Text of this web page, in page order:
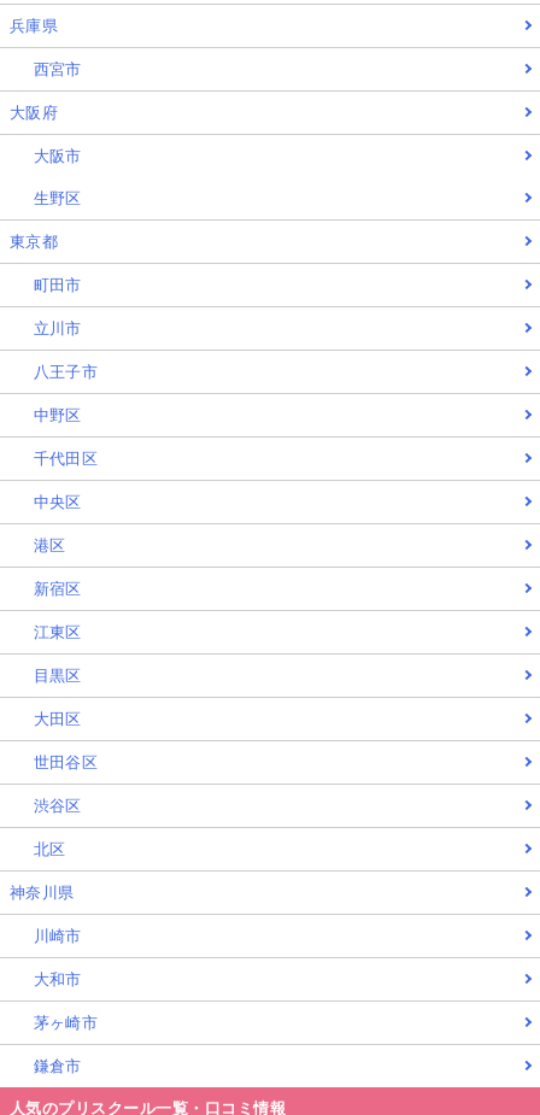
兵庫県
西宮市
大阪府
大阪市
生野区
東京都
町田市
立川市
八王子市
中野区
千代田区
中央区
港区
新宿区
江東区
目黒区
大田区
世田谷区
渋谷区
北区
神奈川県
川崎市
大和市
茅ヶ崎市
鎌倉市
人気のプリスクール一覧・口コミ情報